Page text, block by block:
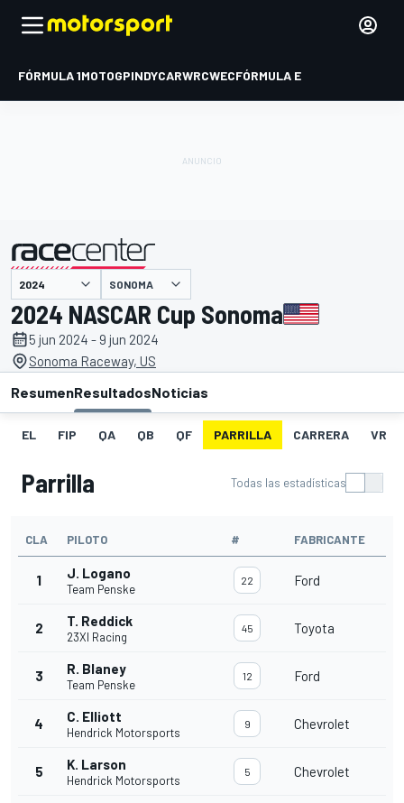
FÓRMULA 1MOTOGPINDYCARWRCWECFÓRMULA E
presentado por SONOMA
2024 NASCAR Cup Sonoma
5 jun 2024 - 9 jun 2024
Sonoma Raceway, US
ResumenResultadosNoticias
EL FIP QA QB QF PARRILLA CARRERA VR
Parrilla Todas las estadísticas
CLA PILOTO # FABRICANTE
1 J. Logano
Team Penske
22 Ford
2 T. Reddick
23XI Racing
45 Toyota
3 R. Blaney
Team Penske
12 Ford
4 C. Elliott
Hendrick Motorsports
9 Chevrolet
5 K. Larson
Hendrick Motorsports
5 Chevrolet